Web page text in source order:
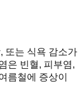
또는 식욕 감소가
은 빈혈, 피부염,
름철에 증상이